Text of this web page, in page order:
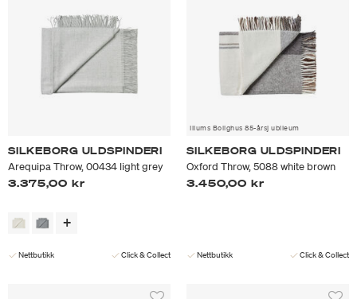
SILKEBORG ULDSPINDERI
Arequipa Throw, 00434 light grey
3.375,00 kr
Nettbutikk Click & Collect
Illums Bolighus 85-årsj ubileum
SILKEBORG ULDSPINDERI
Oxford Throw, 5088 white brown
3.450,00 kr
Nettbutikk Click & Collect